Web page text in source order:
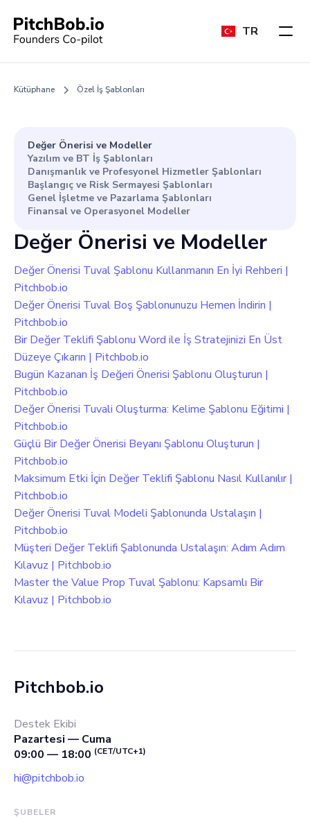
TR
Kütüphane Özel İş Şablonları
Değer Önerisi ve Modeller
Yazılım ve BT İş Şablonları
Danışmanlık ve Profesyonel Hizmetler Şablonları
Başlangıç ve Risk Sermayesi Şablonları
Genel İşletme ve Pazarlama Şablonları
Finansal ve Operasyonel Modeller
Değer Önerisi ve Modeller
Değer Önerisi Tuval Şablonu Kullanmanın En İyi Rehberi |
Pitchbob.io
Değer Önerisi Tuval Boş Şablonunuzu Hemen İndirin |
Pitchbob.io
Bir Değer Teklifi Şablonu Word ile İş Stratejinizi En Üst
Düzeye Çıkarın | Pitchbob.io
Bugün Kazanan İş Değeri Önerisi Şablonu Oluşturun |
Pitchbob.io
Değer Önerisi Tuvali Oluşturma: Kelime Şablonu Eğitimi |
Pitchbob.io
Güçlü Bir Değer Önerisi Beyanı Şablonu Oluşturun |
Pitchbob.io
Maksimum Etki İçin Değer Teklifi Şablonu Nasıl Kullanılır |
Pitchbob.io
Değer Önerisi Tuval Modeli Şablonunda Ustalaşın |
Pitchbob.io
Müşteri Değer Teklifi Şablonunda Ustalaşın: Adım Adım
Kılavuz | Pitchbob.io
Master the Value Prop Tuval Şablonu: Kapsamlı Bir
Kılavuz | Pitchbob.io
Pitchbob.io
Destek Ekibi
Pazartesi — Cuma
09:00 — 18:00 (CET/UTC+1)
hi@pitchbob.io
ŞUBELER